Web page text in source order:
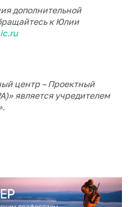
дополнительной
к Юлии
центр – Проектный
является учредителем